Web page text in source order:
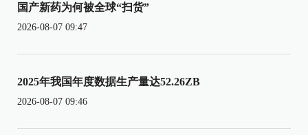
国产新药为何被全球“扫货”
2026-08-07 09:47
2025年我国年度数据生产量达52.26ZB
2026-08-07 09:46